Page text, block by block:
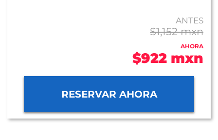
ANTES
$1,152 mxn
AHORA
$922 mxn
RESERVAR AHORA